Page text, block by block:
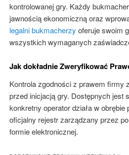
kontrolowanej gry. Każdy
jawnością ekonomiczną oraz
legalni bukmacherzy oferuje swoim
wszystkich wymaganych
Jak dokładnie Zweryfikować
Kontrola zgodności z prawem firmy
przed inicjacją gry. Dostępnych jest
konkretny operator działa w
oficjalny rejestr zarządzany przez
formie elektronicznej.